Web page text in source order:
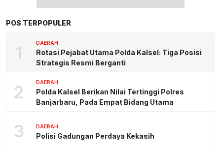
POS TERPOPULER
1 DAERAH
Rotasi Pejabat Utama Polda Kalsel: Tiga Posisi
Strategis Resmi Berganti
2 DAERAH
Polda Kalsel Berikan Nilai Tertinggi Polres
Banjarbaru, Pada Empat Bidang Utama
3 DAERAH
Polisi Gadungan Perdaya Kekasih